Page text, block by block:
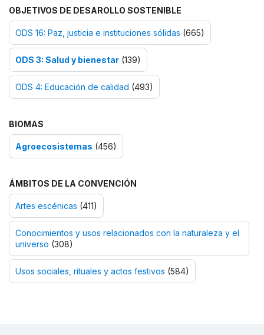
OBJETIVOS DE DESAROLLO SOSTENIBLE
ODS 16: Paz, justicia e instituciones sólidas (665)
ODS 3: Salud y bienestar (139)
ODS 4: Educación de calidad (493)
BIOMAS
Agroecosistemas (456)
ÁMBITOS DE LA CONVENCIÓN
Artes escénicas (411)
Conocimientos y usos relacionados con la naturaleza y el
universo (308)
Usos sociales, rituales y actos festivos (584)